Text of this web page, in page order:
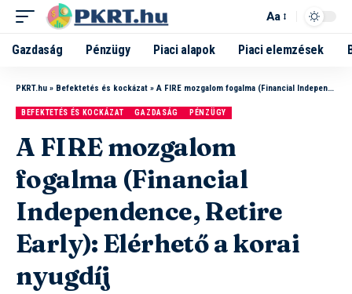
Aa
Gazdaság Pénzügy Piaci alapok Piaci elemzések
PKRT.hu » Befektetés és kockázat » A FIRE mozgalom fogalma (Financial Independence, Retire Early): Elérhető a korai nyugdíj Magyarországon?
BEFEKTETÉS ÉS KOCKÁZAT GAZDASÁG PÉNZÜGY
A FIRE mozgalom
fogalma (Financial
Independence, Retire
Early): Elérhető a korai
nyugdíj